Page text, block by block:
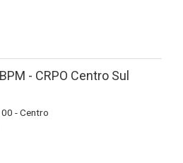
- CRPO Centro Sul
- Centro